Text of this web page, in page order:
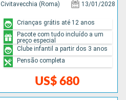
Civitavecchia (Roma) 13/01/2028
US$ 680
Crianças grátis até 12 anos
Pacote com tudo incluído a um
preço especial
Clube infantil a partir dos 3 anos
Pensão completa